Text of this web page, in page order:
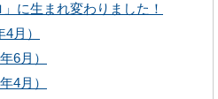
に生まれ変わりました！
月）
6月）
4月）